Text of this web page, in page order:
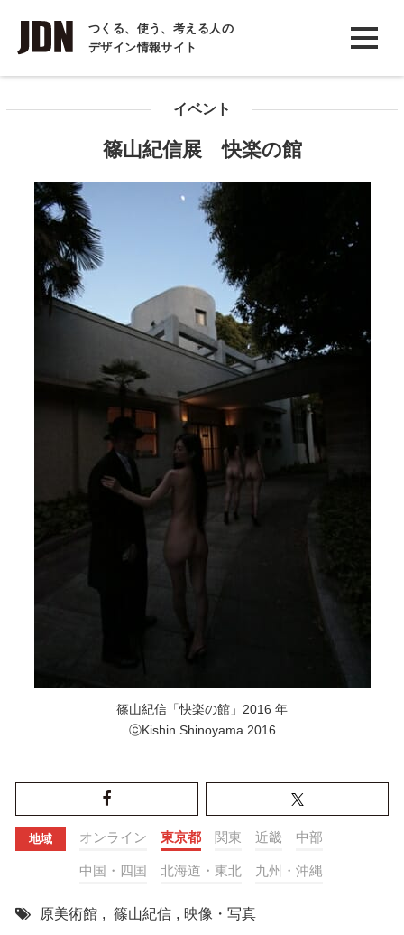
つくる、使う、考える人の
デザイン情報サイト
INTERVIEW
インタビュー
コラム
イベント
篠山紀信展 快楽の館
篠山紀信「快楽の館」2016 年
ⓒKishin Shinoyama 2016
地域 オンライン 東京都 関東 近畿 中部
中国・四国 北海道・東北 九州・沖縄
原美術館 , 篠山紀信 , 映像・写真